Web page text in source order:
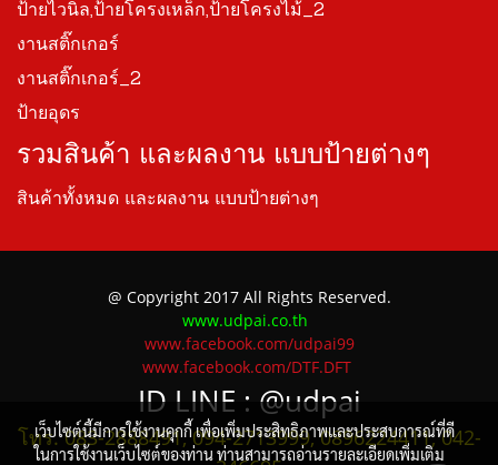
ป้ายไวนิล,ป้ายโครงเหล็ก,ป้ายโครงไม้_2
งานสติ๊กเกอร์
งานสติ๊กเกอร์_2
ป้ายอุดร
รวมสินค้า และผลงาน แบบป้ายต่างๆ
สินค้าทั้งหมด และผลงาน แบบป้ายต่างๆ
@ Copyright 2017 All Rights Reserved.
www.udpai.co.th
www.facebook.com/udpai99
www.facebook.com/DTF.DFT
ID LINE : @udpai
โทร. 083-2888491, 094-2713999, 0896224411, 042-
เว็บไซต์นี้มีการใช้งานคุกกี้ เพื่อเพิ่มประสิทธิภาพและประสบการณ์ที่ดี
ในการใช้งานเว็บไซต์ของท่าน ท่านสามารถอ่านรายละเอียดเพิ่มเติม